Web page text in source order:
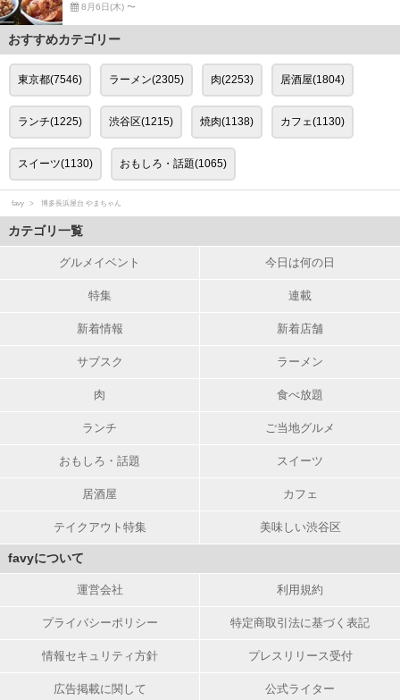
8月6日(木) 〜
おすすめカテゴリー
東京都(7546) ラーメン(2305) 肉(2253) 居酒屋(1804)
ランチ(1225) 渋谷区(1215) 焼肉(1138) カフェ(1130)
スイーツ(1130) おもしろ・話題(1065)
favy 博多長浜屋台 やまちゃん
カテゴリ一覧
グルメイベント 今日は何の日
特集 連載
新着情報 新着店舗
サブスク ラーメン
肉 食べ放題
ランチ ご当地グルメ
おもしろ・話題 スイーツ
居酒屋 カフェ
テイクアウト特集 美味しい渋谷区
favyについて
運営会社 利用規約
プライバシーポリシー 特定商取引法に基づく表記
情報セキュリティ方針 プレスリリース受付
広告掲載に関して 公式ライター